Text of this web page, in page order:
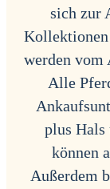
sich zur
werden vom
Alle
plus Hals
können
Außerdem